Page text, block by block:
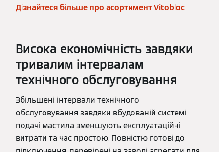
Дізнайтеся більше про асортимент Vitobloc
Висока економічність завдяки
тривалим інтервалам
технічного обслуговування
Збільшені інтервали технічного
обслуговування завдяки вбудованій системі
подачі мастила зменшують експлуатаційні
витрати та час простою. Повністю готові до